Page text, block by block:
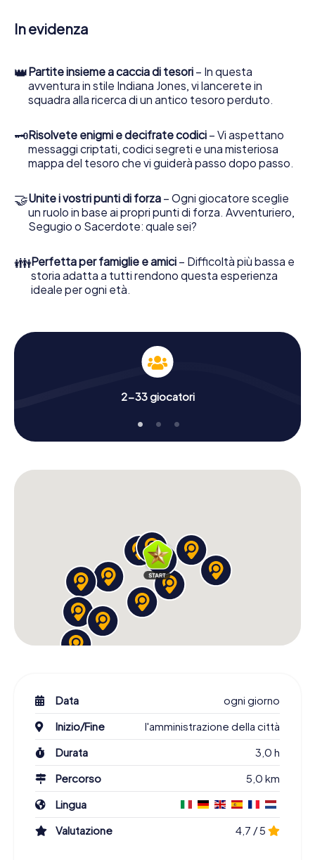
Nel corso della caccia al tesoro a Sassnitz, lei e il suo team
vi immergerete sempre più in profondità
In evidenza
👑Partite insieme a caccia di tesori – In questa
avventura in stile Indiana Jones, vi lancerete in
squadra alla ricerca di un antico tesoro perduto.
🗝Risolvete enigmi e decifrate codici – Vi aspettano
messaggi criptati, codici segreti e una misteriosa
mappa del tesoro che vi guiderà passo dopo passo.
🤝Unite i vostri punti di forza – Ogni giocatore sceglie
un ruolo in base ai propri punti di forza. Avventuriero,
Segugio o Sacerdote: quale sei?
👪Perfetta per famiglie e amici – Difficoltà più bassa e
storia adatta a tutti rendono questa esperienza
ideale per ogni età.
2-33 giocatori
Data
ogni giorno
Inizio/Fine
l'amministrazione della città
Durata
3,0 h
Percorso
5,0 km
Lingua
Valutazione
4,7 / 5